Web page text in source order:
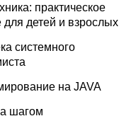
практическое
для детей и взрослых
системного
на JAVA
шагом